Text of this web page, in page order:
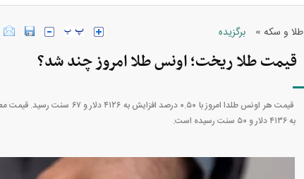
طلا و سکه» برگزیده
قیمت طلا ریخت؛ اونس طلا امروز چند شد؟
به ۴۱۳۶ دلار و ۵۰ سنت رسیده است.